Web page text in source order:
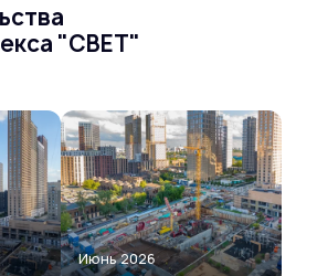
"СВЕТ"
Июнь 2026